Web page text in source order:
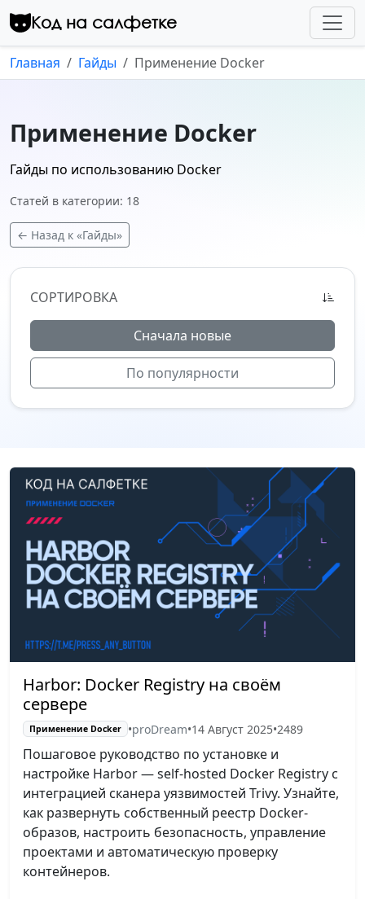
Перейти к контенту
Код на салфетке
Главная Гайды Применение Docker
Применение Docker
Гайды по использованию Docker
Статей в категории: 18
← Назад к «Гайды»
СОРТИРОВКА
Сначала новые
По популярности
Harbor: Docker Registry на своём
сервере
Применение Docker •proDream•14 Август 2025•2489
Пошаговое руководство по установке и
настройке Harbor — self-hosted Docker Registry с
интеграцией сканера уязвимостей Trivy. Узнайте,
как развернуть собственный реестр Docker-
образов, настроить безопасность, управление
проектами и автоматическую проверку
контейнеров.